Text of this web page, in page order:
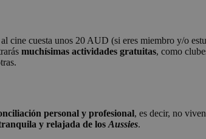
cuesta unos 20 AUD (si eres miembro y/o
muchísimas actividades gratuitas, como
personal y profesional, es decir, no
y relajada de los Aussies.